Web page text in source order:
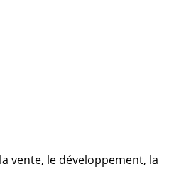
vente, le développement, la